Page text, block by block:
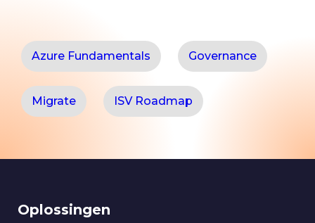
Azure Fundamentals Governance
Migrate ISV Roadmap
Oplossingen